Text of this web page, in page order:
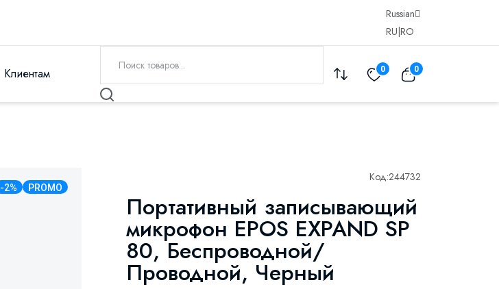
Russian
RU RO
Клиентам 0 0
-2% PROMO
Код:244732
Портативный записывающий
микрофон EPOS EXPAND SP
80, Беспроводной/
Проводной, Черный